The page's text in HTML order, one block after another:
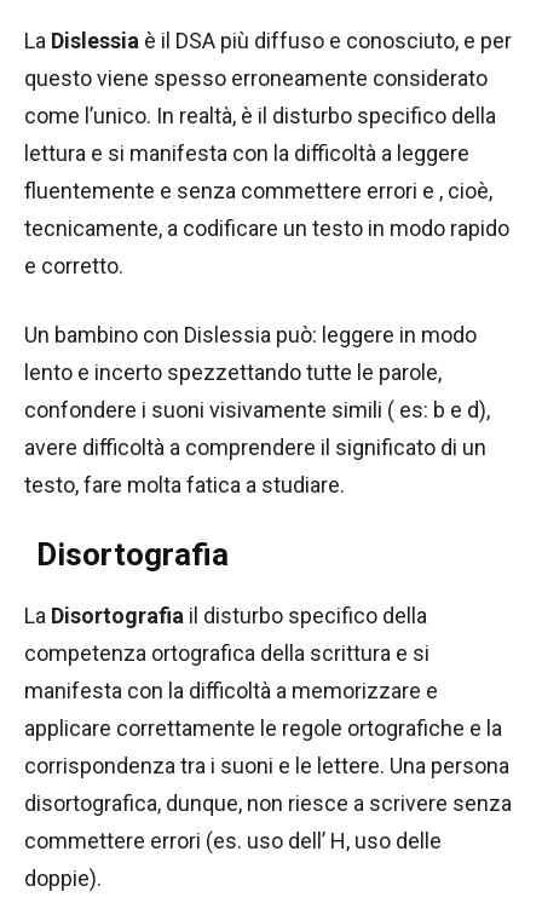
La Dislessia è il DSA più diffuso e conosciuto, e per
questo viene spesso erroneamente considerato
come l’unico. In realtà, è il disturbo specifico della
lettura e si manifesta con la difficoltà a leggere
fluentemente e senza commettere errori e , cioè,
tecnicamente, a codificare un testo in modo rapido
e corretto.
Un bambino con Dislessia può: leggere in modo
lento e incerto spezzettando tutte le parole,
confondere i suoni visivamente simili ( es: b e d),
avere difficoltà a comprendere il significato di un
testo, fare molta fatica a studiare.
Disortografia
La Disortografia il disturbo specifico della
competenza ortografica della scrittura e si
manifesta con la difficoltà a memorizzare e
applicare correttamente le regole ortografiche e la
corrispondenza tra i suoni e le lettere. Una persona
disortografica, dunque, non riesce a scrivere senza
commettere errori (es. uso dell’ H, uso delle
doppie).